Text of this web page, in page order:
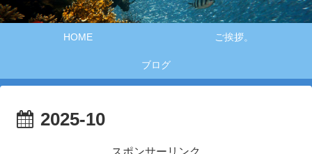
HOME ご挨拶。
ブログ
2025-10
スポンサーリンク